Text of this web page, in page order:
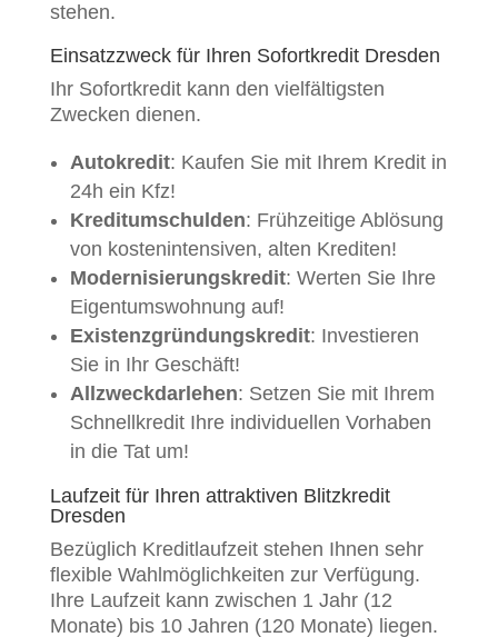
stehen.
Einsatzzweck für Ihren Sofortkredit Dresden
Ihr Sofortkredit kann den vielfältigsten
Zwecken dienen.
Autokredit: Kaufen Sie mit Ihrem Kredit in
24h ein Kfz!
Kreditumschulden: Frühzeitige Ablösung
von kostenintensiven, alten Krediten!
Modernisierungskredit: Werten Sie Ihre
Eigentumswohnung auf!
Existenzgründungskredit: Investieren
Sie in Ihr Geschäft!
Allzweckdarlehen: Setzen Sie mit Ihrem
Schnellkredit Ihre individuellen Vorhaben
in die Tat um!
Laufzeit für Ihren attraktiven Blitzkredit
Dresden
Bezüglich Kreditlaufzeit stehen Ihnen sehr
flexible Wahlmöglichkeiten zur Verfügung.
Ihre Laufzeit kann zwischen 1 Jahr (12
Monate) bis 10 Jahren (120 Monate) liegen.